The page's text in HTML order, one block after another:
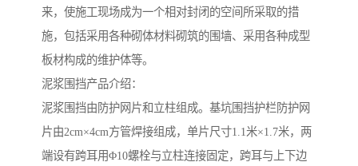
来，使施工现场成为一个相对封闭的空间所采取的措
施，包括采用各种砌体材料砌筑的围墙、采用各种成型
板材构成的维护体等。
泥浆围挡产品介绍：
泥浆围挡由防护网片和立柱组成。基坑围挡护栏防护网
片由2cm×4cm方管焊接组成，单片尺寸1.1米×1.7米，两
端设有跨耳用Φ10螺栓与立柱连接固定，跨耳与上下边